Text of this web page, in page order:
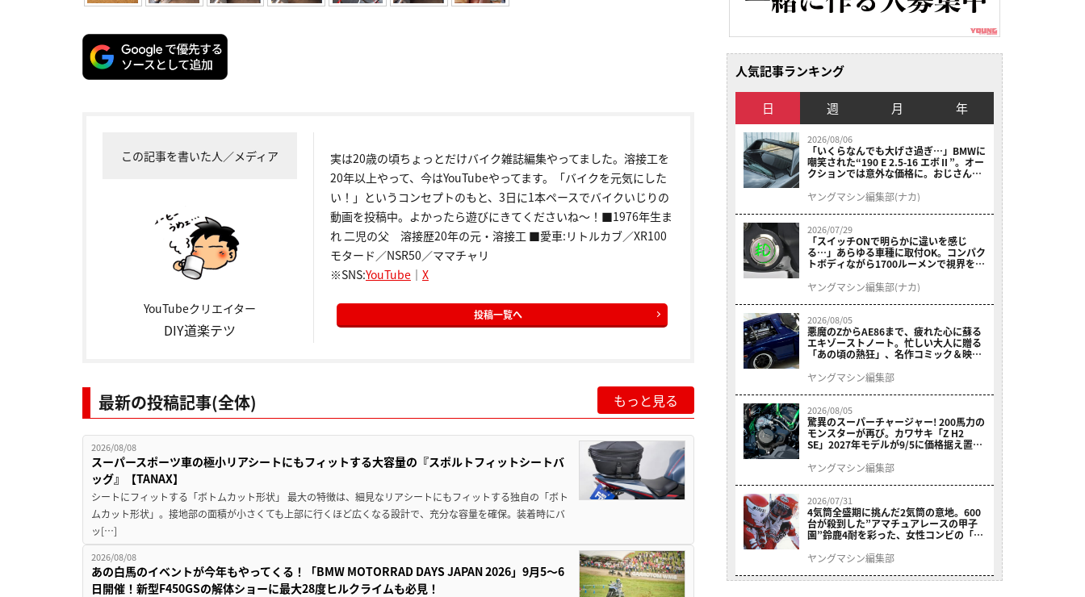
この記事を書いた人／メディア
YouTubeクリエイター
DIY道楽テツ
実は20歳の頃ちょっとだけバイク雑誌編集やってました。溶接工を
20年以上やって、今はYouTubeやってます。「バイクを元気にした
い！」というコンセプトのもと、3日に1本ペースでバイクいじりの
動画を投稿中。よかったら遊びにきてくださいね～！■1976年生ま
れ 二児の父 溶接歴20年の元・溶接工 ■愛車:リトルカブ／XR100
モタード／NSR50／ママチャリ
※SNS:YouTube｜ X
投稿一覧へ
最新の投稿記事(全体) もっと見る
2026/08/08
スーパースポーツ車の極小リアシートにもフィットする大容量の『スポルトフィットシートバ
ッグ』【TANAX】
シートにフィットする「ボトムカット形状」 最大の特徴は、細見なリアシートにもフィットする独自の「ボト
ムカット形状」。接地部の面積が小さくても上部に行くほど広くなる設計で、充分な容量を確保。装着時にバ
ッ[…]
2026/08/08
あの白馬のイベントが今年もやってくる！「BMW MOTORRAD DAYS JAPAN 2026」9月5〜6
日開催！新型F450GSの解体ショーに最大28度ヒルクライムも必見！
人気記事ランキング
日 週 月 年
2026/08/06
「いくらなんでも大げさ過ぎ…」BMWに
嘲笑された“190 E 2.5-16 エボⅡ”。オー
クションでは意外な価格に。おじさん達
ヤングマシン編集部(ナカ)
2026/07/29
「スイッチONで明らかに違いを感じ
る…」あらゆる車種に取付OK。コンパク
トボディながら1700ルーメンで視界を確
ニット プレシャスレイ スモール］
ヤングマシン編集部(ナカ)
2026/08/05
悪魔のZからAE86まで、疲れた心に蘇る
エキゾーストノート。忙しい大人に贈る
「あの頃の熱狂」、名作コミック＆映画
結！
ヤングマシン編集部
2026/08/05
驚異のスーパーチャージャー! 200馬力の
モンスターが再び。カワサキ「Z H2
SE」2027年モデルが9/5に価格据え置き
ヤングマシン編集部
2026/07/31
4気筒全盛期に挑んだ2気筒の意地。600
台が殺到した”アマチュアレースの甲子
園”鈴鹿4耐を彩った、女性コンビの「ス
ヤングマシン編集部